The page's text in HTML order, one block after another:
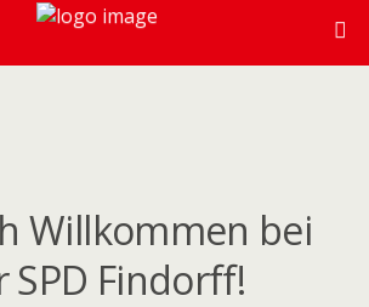
Willkommen bei
SPD Findorff!